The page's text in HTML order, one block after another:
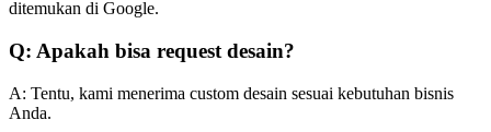
ditemukan di Google.
Q: Apakah bisa request desain?
A: Tentu, kami menerima custom desain sesuai kebutuhan bisnis
Anda.